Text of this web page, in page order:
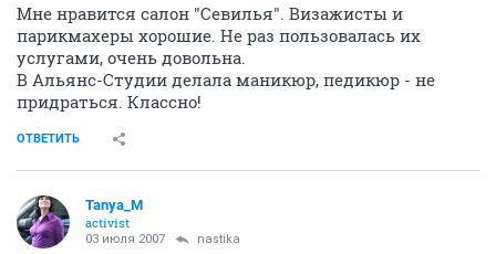
Мне нравится салон "Севилья". Визажисты и
парикмахеры хорошие. Не раз пользовалась их
услугами, очень довольна.
В Альянс-Студии делала маникюр, педикюр - не
придраться. Классно!
ОТВЕТИТЬ
Tanya_M
activist
03 июля 2007 nastika